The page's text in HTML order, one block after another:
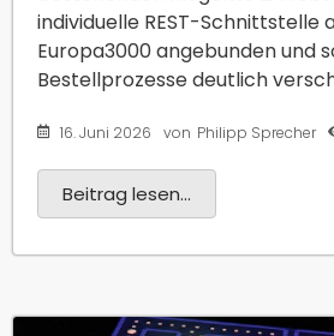
16. Juni 2026 von Philipp Sprecher
individuelle REST-Schnittstelle
Europa3000 angebunden und
Bestellprozesse deutlich
Beitrag lesen...